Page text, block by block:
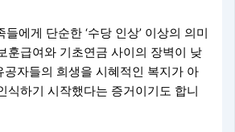
에게 단순한 ‘수당 인상’ 이상의 의미
훈급여와 기초연금 사이의 장벽이 낮
공자들의 희생을 시혜적인 복지가 아
식하기 시작했다는 증거이기도 합니